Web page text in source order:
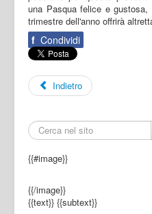
una Pasqua felice e
trimestre dell'anno offrirà
f Condividi
Indietro
{{#image}}
{{/image}}
{{text}} {{subtext}}